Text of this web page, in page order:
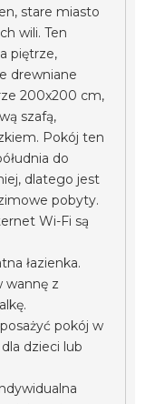
stare miasto
wili. Ten
piętrze,
drewniane
200x200 cm,
szafą,
Pokój ten
do
dlatego jest
pobyty.
Wi-Fi są
łazienka.
wannę z
pokój w
dzieci lub